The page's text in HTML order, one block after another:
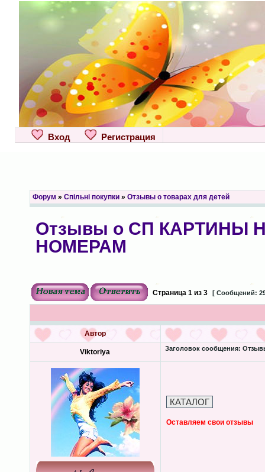
Вход Регистрация
Форум » Спільні покупки» Отзывы о товарах для детей
Отзывы о СП КАРТИНЫ
НОМЕРАМ
Страница 1из 3 [ Сообщений:
Автор
Viktoriya Заголовок сообщения:
Оставляем свои отзывы